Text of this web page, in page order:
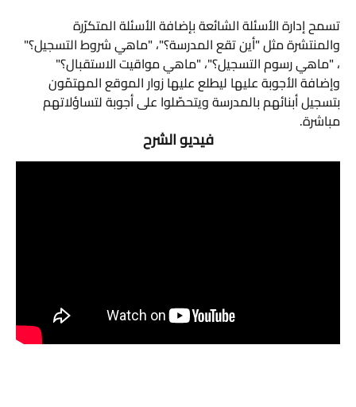
تسمح إدارة الأسئلة الشائعة بإضافة الأسئلة المتكرّرة
والمنتشرة مثل "أين تقع المدرسة؟"، "ماهي شروط التسجيل؟"
، "ماهي رسوم التسجيل؟"، "ماهي مواقيت الاستقبال؟"
وإضافة الأجوبة عليها ليطلع عليها زوار الموقع المهتمّون
بتسجيل أبنائهم بالمدرسة ويتحصّلوا على أجوبة لتساؤلاتهم
مباشرة.
فيديو الشرح